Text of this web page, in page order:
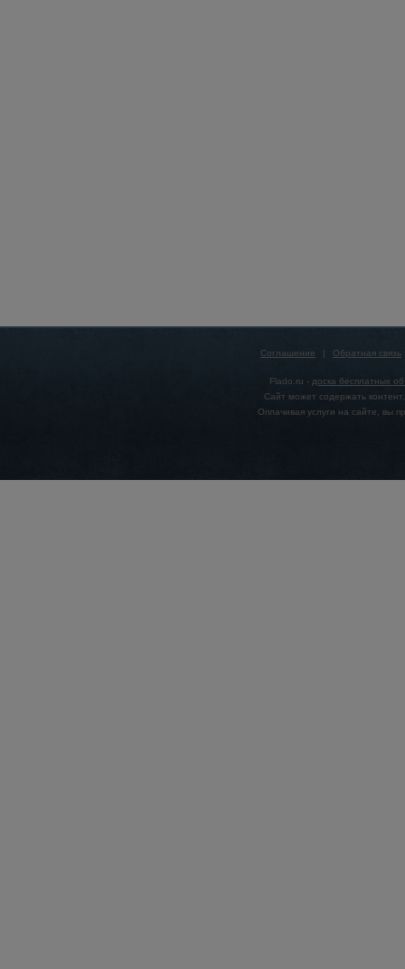
Соглашение | Обратная связь
Flado.ru - доска бесплатных
Сайт может содержать
Оплачивая услуги на сайте, вы